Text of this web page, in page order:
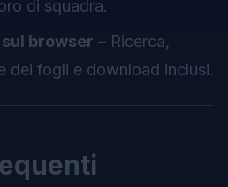
di squadra.
browser – Ricerca,
dei fogli e download inclusi.